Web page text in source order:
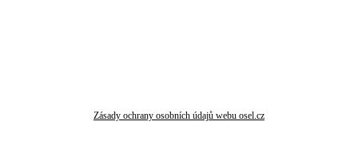
Zásady ochrany osobních údajů webu osel.cz